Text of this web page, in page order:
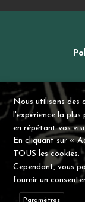
©Chez
Nous utilisons des
l'expérience la
en répétant vos
En cliquant sur «
TOUS les cookies.
Cependant, vous
fournir un
Paramètres